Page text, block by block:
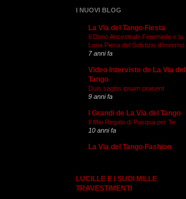
I NUOVI BLOG
La Via del Tango Fiesta
Il Dono Ancestrale Femminile e la
Luna Piena del Solstizio d’Inverno
7 anni fa
Video Interviste de La Via del
Tango
Duis sagitis ipsum prasent
9 anni fa
I Grandi de La Via del Tango
Il Mio Regalo di Pasqua per Te
10 anni fa
La Via del Tango Fashion
LUCILLE E I SUOI MILLE
TRAVESTIMENTI